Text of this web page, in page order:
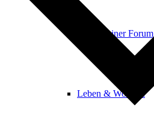
Königsteiner Forum
Leben & Wohnen